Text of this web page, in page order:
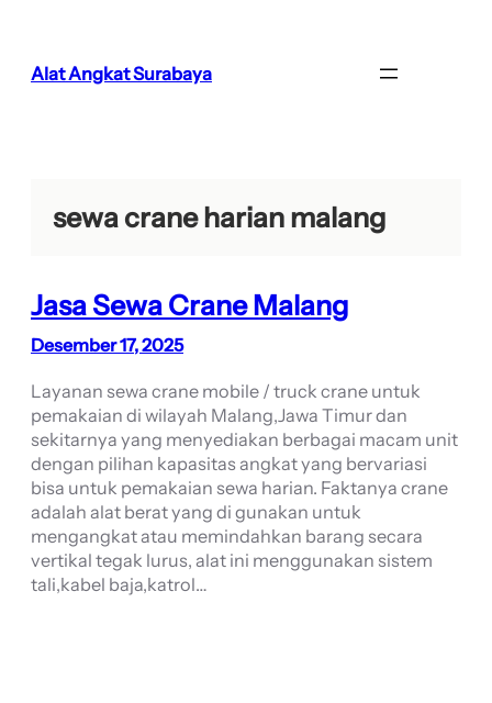
konten
Alat Angkat Surabaya
sewa crane harian malang
Jasa Sewa Crane Malang
Desember 17, 2025
Layanan sewa crane mobile / truck crane untuk
pemakaian di wilayah Malang,Jawa Timur dan
sekitarnya yang menyediakan berbagai macam unit
dengan pilihan kapasitas angkat yang bervariasi
bisa untuk pemakaian sewa harian. Faktanya crane
adalah alat berat yang di gunakan untuk
mengangkat atau memindahkan barang secara
vertikal tegak lurus, alat ini menggunakan sistem
tali,kabel baja,katrol…